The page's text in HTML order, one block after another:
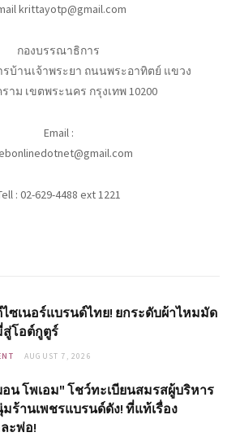
krittayotp@gmail.com
กองบรรณาธิการ
รบ้านเจ้าพระยา ถนนพระอาทิตย์ แขวง
าม เขตพระนคร กรุงเทพ 10200
Email :
: 02-629-4488 ext 1221
ไซเนอร์แบรนด์ไทย! ยกระดับผ้าไหมมัด
โอต์กูตูร์
AUGUST 7, 2026
น โพเอม" โชว์ทะเบียนสมรสผู้บริหาร
ร้านเพชรแบรนด์ดัง! ที่แท้เรื่อง
ะพ่อ!